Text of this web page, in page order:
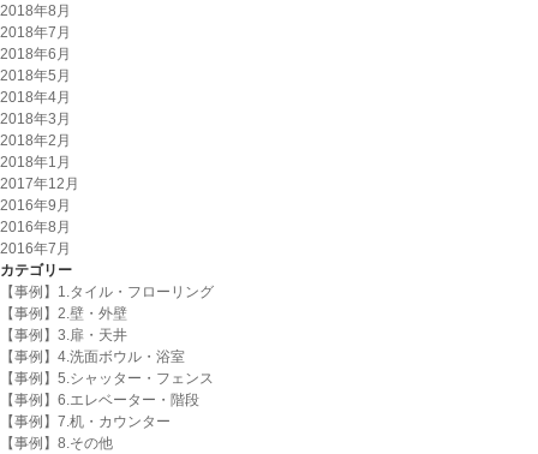
2018年8月
2018年7月
2018年6月
2018年5月
2018年4月
2018年3月
2018年2月
2018年1月
2017年12月
2016年9月
2016年8月
2016年7月
カテゴリー
【事例】1.タイル・フローリング
【事例】2.壁・外壁
【事例】3.扉・天井
【事例】4.洗面ボウル・浴室
【事例】5.シャッター・フェンス
【事例】6.エレベーター・階段
【事例】7.机・カウンター
【事例】8.その他